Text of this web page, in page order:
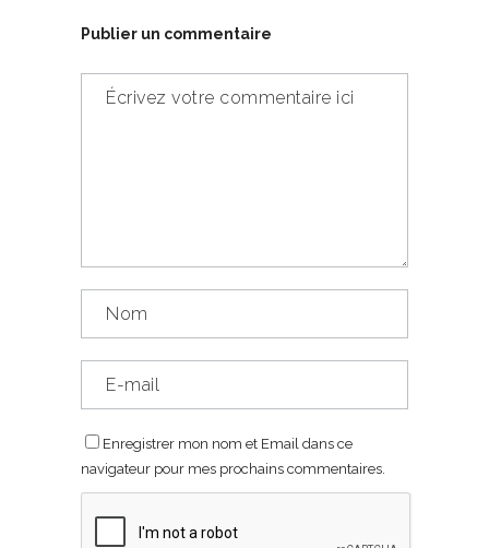
Publier un commentaire
Enregistrer mon nom et Email dans ce
navigateur pour mes prochains commentaires.